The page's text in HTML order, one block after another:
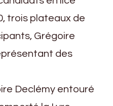
trois plateaux de
Grégoire
des
Declémy entouré